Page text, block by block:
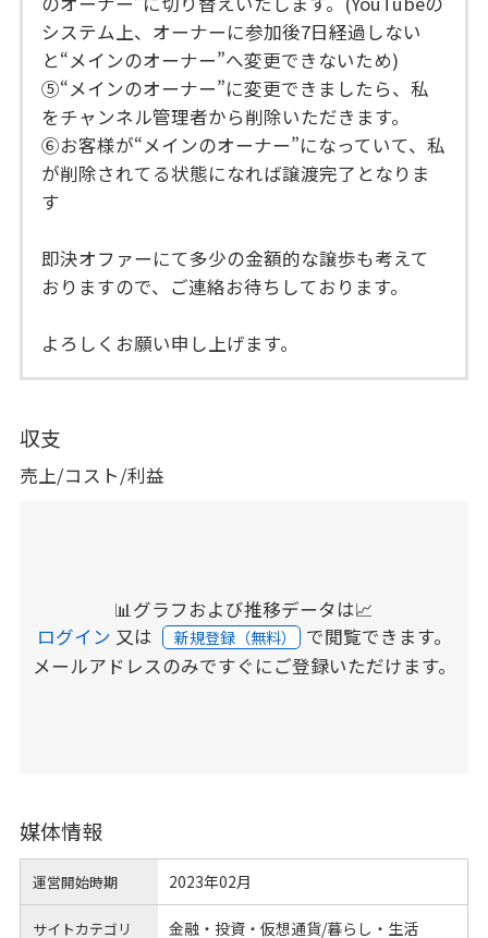
システム上、オーナーに参加後7日経過しない
と“メインのオーナー”へ変更できないため)
⑤“メインのオーナー”に変更できましたら、私
をチャンネル管理者から削除いただきます。
⑥お客様が“メインのオーナー”になっていて、私
が削除されてる状態になれば譲渡完了となりま
す
即決オファーにて多少の金額的な譲歩も考えて
おりますので、ご連絡お待ちしております。
よろしくお願い申し上げます。
収支
売上/コスト/利益
📊グラフおよび推移データは📈
ログイン 又は 新規登録（無料） で閲覧できます。
メールアドレスのみですぐにご登録いただけます。
媒体情報
運営開始時期 2023年02月
サイトカテゴリ 金融・投資・仮想通貨/暮らし・生活